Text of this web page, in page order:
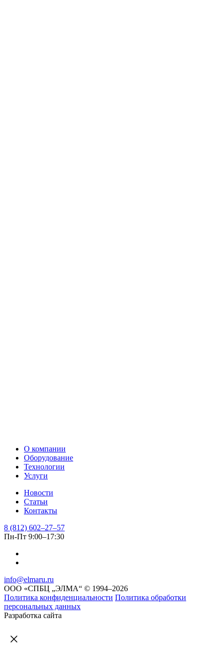
ФИО, должность
Email
Отправить
О компании
Оборудование
Технологии
Услуги
Новости
Статьи
Контакты
8 (812) 602–27–57
Пн-Пт 9:00–17:30
info@elmaru.ru
ООО «СПБЦ „ЭЛМА“ © 1994–2026
Политика конфиденциальности Политика обработки
персональных данных
Разработка сайта